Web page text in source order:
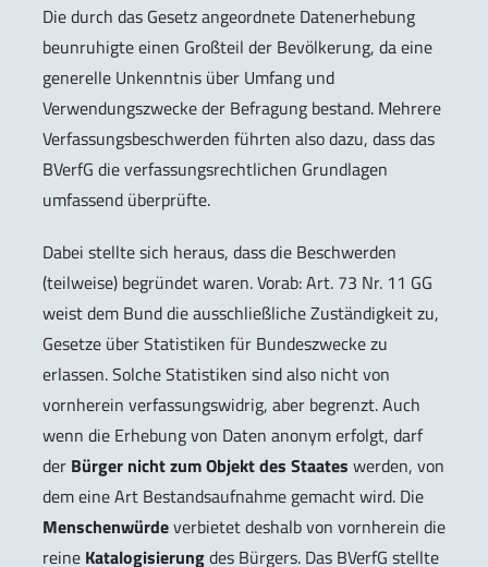
Die durch das Gesetz angeordnete Datenerhebung
beunruhigte einen Großteil der Bevölkerung, da eine
generelle Unkenntnis über Umfang und
Verwendungszwecke der Befragung bestand. Mehrere
Verfassungsbeschwerden führten also dazu, dass das
BVerfG die verfassungsrechtlichen Grundlagen
umfassend überprüfte.
Dabei stellte sich heraus, dass die Beschwerden
(teilweise) begründet waren. Vorab: Art. 73 Nr. 11 GG
weist dem Bund die ausschließliche Zuständigkeit zu,
Gesetze über Statistiken für Bundeszwecke zu
erlassen. Solche Statistiken sind also nicht von
vornherein verfassungswidrig, aber begrenzt. Auch
wenn die Erhebung von Daten anonym erfolgt, darf
der Bürger nicht zum Objekt des Staates werden, von
dem eine Art Bestandsaufnahme gemacht wird. Die
Menschenwürdeverbietet deshalb von vornherein die
reine Katalogisierungdes Bürgers. Das BVerfG stellte